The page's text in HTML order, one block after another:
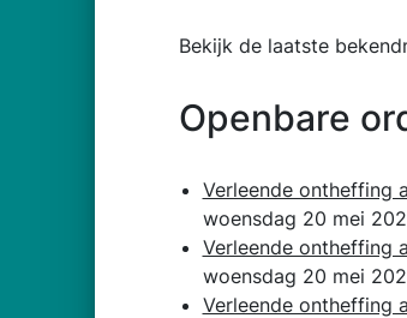
Bekijk de laatste
Openbare
Verleende ontheffing
woensdag 20 mei
Verleende ontheffing
woensdag 20 mei
Verleende ontheffing